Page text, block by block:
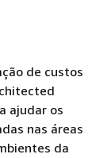
de custos
ajudar os
nas áreas
da